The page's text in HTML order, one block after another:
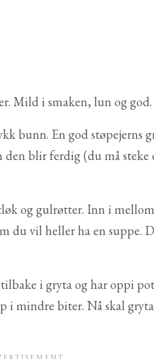
i smaken, lun og god.
bunn. En god støpejerns
blir ferdig (du må
og gulrøtter. Inn i
du vil heller ha en suppe.
i gryta og har oppi
i mindre biter. Nå skal